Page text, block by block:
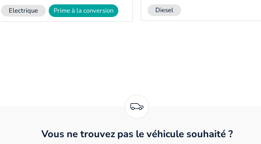
Electrique Prime à la conversion Diesel
Vous ne trouvez pas le véhicule souhaité ?